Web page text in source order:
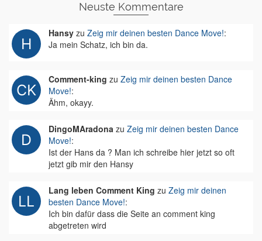
Neuste Kommentare
Hansy zu Zeig mir deinen besten Dance Move!:
Ja mein Schatz, ich bin da.
Comment-king zu Zeig mir deinen besten Dance
Move!:
Ähm, okayy.
DingoMAradona zu Zeig mir deinen besten Dance
Move!:
Ist der Hans da ? Man ich schreibe hier jetzt so oft
jetzt gib mir den Hansy
Lang leben Comment King zu Zeig mir deinen
besten Dance Move!:
Ich bin dafür dass die Seite an comment king
abgetreten wird